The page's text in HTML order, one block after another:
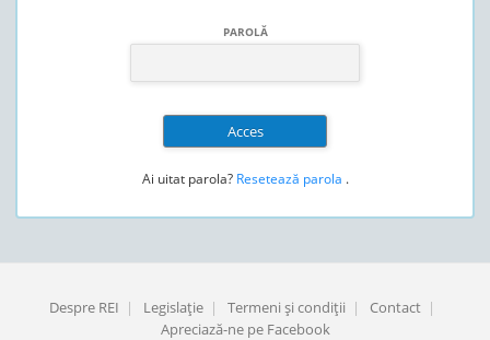
PAROLĂ
Ai uitat parola? Resetează parola .
Despre REI | Legislaţie | Termeni şi condiţii | Contact |
Apreciază-ne pe Facebook